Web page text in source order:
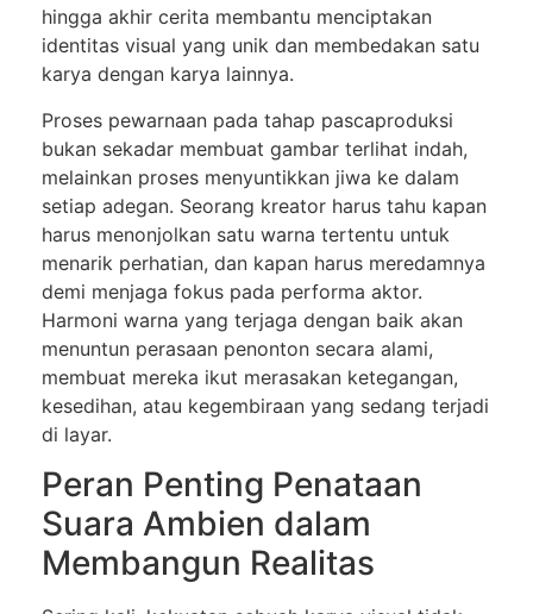
hingga akhir cerita membantu menciptakan
identitas visual yang unik dan membedakan satu
karya dengan karya lainnya.
Proses pewarnaan pada tahap pascaproduksi
bukan sekadar membuat gambar terlihat indah,
melainkan proses menyuntikkan jiwa ke dalam
setiap adegan. Seorang kreator harus tahu kapan
harus menonjolkan satu warna tertentu untuk
menarik perhatian, dan kapan harus meredamnya
demi menjaga fokus pada performa aktor.
Harmoni warna yang terjaga dengan baik akan
menuntun perasaan penonton secara alami,
membuat mereka ikut merasakan ketegangan,
kesedihan, atau kegembiraan yang sedang terjadi
di layar.
Peran Penting Penataan
Suara Ambien dalam
Membangun Realitas